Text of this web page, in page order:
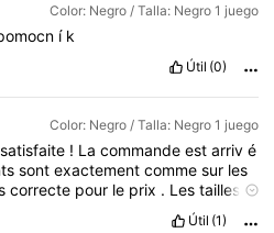
Color: Negro / Talla: Negro 1 juego
í k
Útil (0)
Color: Negro / Talla: Negro 1 juego
satisfaite ! Lacommandeestarrivé
sontexactementcommesur les
correcte pour le prix . Lestailles
Útil (1)